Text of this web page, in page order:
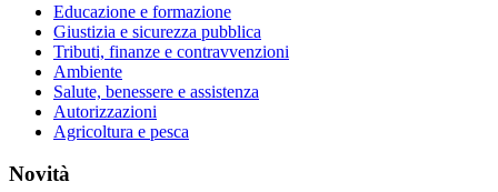
Educazione e formazione
Giustizia e sicurezza pubblica
Tributi, finanze e contravvenzioni
Ambiente
Salute, benessere e assistenza
Autorizzazioni
Agricoltura e pesca
Novità